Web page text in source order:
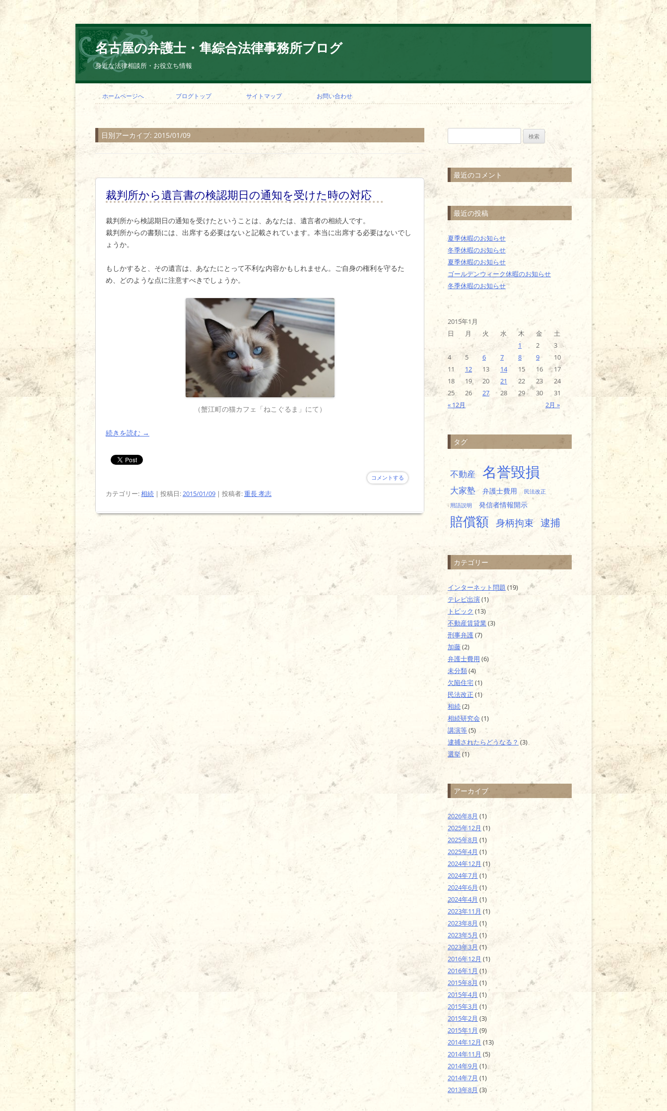
名古屋の弁護士・隼綜合法律事務所ブログ
身近な法律相談所・お役立ち情報
コ
ン
テ
ン
ス
ッ
ホームページへ ブログトップ サイトマップ お問い合わせ
日別アーカイブ: 2015/01/09
裁判所から遺言書の検認期日の通知を受けた時の対応
裁判所から検認期日の通知を受けたということは、あなたは、遺言者の相続人です。
裁判所からの書類には、出席する必要はないと記載されています。本当に出席する必要はないでし
ょうか。
もしかすると、その遺言は、あなたにとって不利な内容かもしれません。ご自身の権利を守るた
め、どのような点に注意すべきでしょうか。
（蟹江町の猫カフェ「ねこぐるま」にて）
続きを読む →
コメントする
カテゴリー:相続 | 投稿日:2015/01/09 | 投稿者:重長 孝志
索:
最近のコメント
最近の投稿
夏季休暇のお知らせ
冬季休暇のお知らせ
夏季休暇のお知らせ
ゴールデンウィーク休暇のお知らせ
冬季休暇のお知らせ
2015年1月
日
月 火 水 木 金
土
1
2
3
4
5 6 7 8 9
10
11
12 13 14 15 16
17
18
19 20 21 22 23
24
25
26 27 28 29 30
31
« 12月
2月 »
タグ
不動産 名誉毀損
大家塾 弁護士費用
民法改正
用語説明
発信者情報開示
賠償額 身柄拘束 逮捕
カテゴリー
インターネット問題 (19)
テレビ出演(1)
トピック (13)
不動産賃貸業 (3)
刑事弁護(7)
加藤(2)
弁護士費用 (6)
未分類(4)
欠陥住宅(1)
民法改正 (1)
相続(2)
相続研究会 (1)
講演等(5)
逮捕されたらどうなる？ (3)
選挙 (1)
アーカイブ
2026年8月 (1)
2025年12月 (1)
2025年8月 (1)
2025年4月 (1)
2024年12月 (1)
2024年7月 (1)
2024年6月 (1)
2024年4月 (1)
2023年11月 (1)
2023年8月 (1)
2023年5月 (1)
2023年3月 (1)
2016年12月 (1)
2016年1月 (1)
2015年8月 (1)
2015年4月 (1)
2015年3月 (1)
2015年2月 (3)
2015年1月 (9)
2014年12月 (13)
2014年11月 (5)
2014年9月 (1)
2014年7月 (1)
2013年8月 (3)